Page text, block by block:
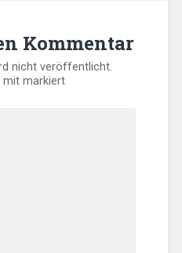
Kommentar
nicht veröffentlicht.
mitmarkiert